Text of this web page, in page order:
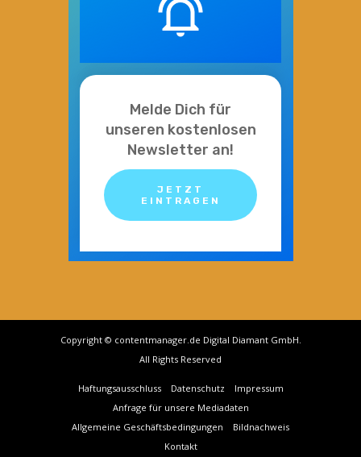
Melde Dich für
unseren kostenlosen
Newsletter an!
JETZT
EINTRAGEN
Copyright © contentmanager.de Digital Diamant GmbH.
All Rights Reserved
Haftungsausschluss Datenschutz
Impressum
Anfrage für unsere Mediadaten
Allgemeine Geschäftsbedingungen
Bildnachweis
Kontakt